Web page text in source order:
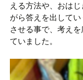
える方法や、おは
がら答えを出して
させる事で、考え
ていました。